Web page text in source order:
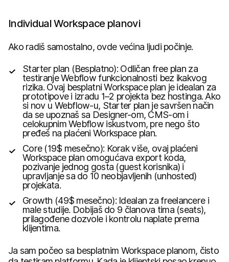
Individual Workspace planovi
Ako radiš samostalno, ovde većina ljudi počinje.
Starter plan (Besplatno): Odličan free plan za
testiranje Webflow funkcionalnosti bez ikakvog
rizika. Ovaj besplatni Workspace plan je idealan za
prototipove i izradu 1–2 projekta bez hostinga. Ako
si nov u Webflow-u, Starter plan je savršen način
da se upoznaš sa Designer-om, CMS-om i
celokupnim Webflow iskustvom, pre nego što
pređeš na plaćeni Workspace plan.
Core (19$ mesečno): Korak više, ovaj plaćeni
Workspace plan omogućava export koda,
pozivanje jednog gosta (guest korisnika) i
upravljanje sa do 10 neobjavljenih (unhosted)
projekata.
Growth (49$ mesečno): Idealan za freelancere i
male studije. Dobijaš do 9 članova tima (seats),
prilagođene dozvole i kontrolu naplate prema
klijentima.
Ja sam počeo sa besplatnim Workspace planom, čisto